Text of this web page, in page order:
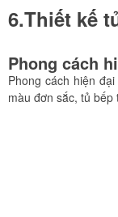
6.Thiết kế
Phong cách
Phong cách hiện
màu đơn sắc, tủ